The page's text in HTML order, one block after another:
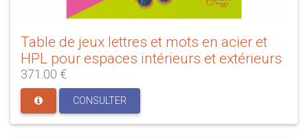
Table de jeux lettres et mots en acier et
HPL pour espaces intérieurs et extérieurs
371.00 €
CONSULTER